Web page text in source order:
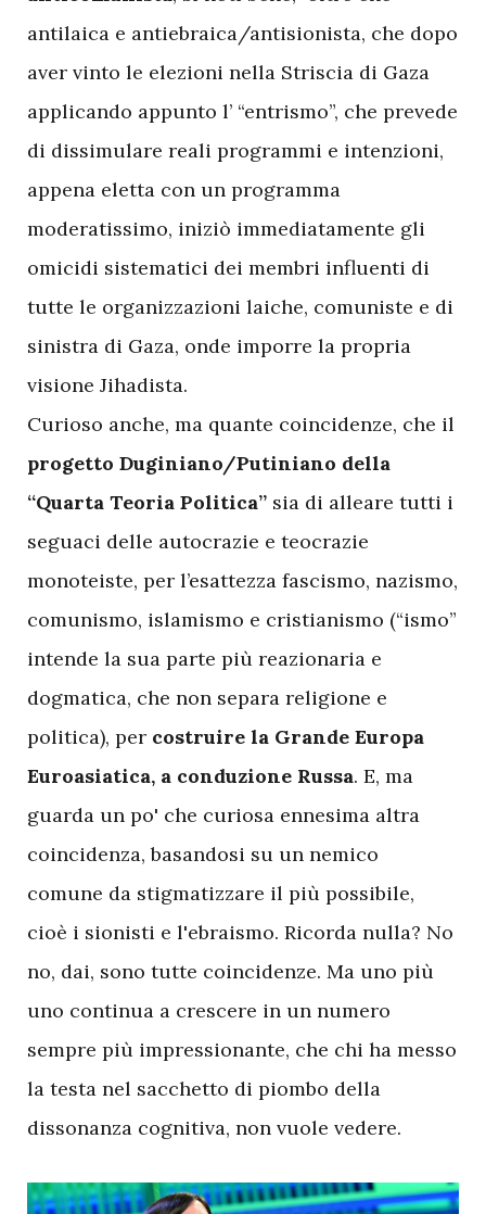
antilaica e antiebraica/antisionista, che dopo
aver vinto le elezioni nella Striscia di Gaza
applicando appunto l’ “entrismo”, che prevede
di dissimulare reali programmi e intenzioni,
appena eletta con un programma
moderatissimo, iniziò immediatamente gli
omicidi sistematici dei membri influenti di
tutte le organizzazioni laiche, comuniste e di
sinistra di Gaza, onde imporre la propria
visione Jihadista.
Curioso anche, ma quante coincidenze, che il
progetto Duginiano/Putiniano della
“Quarta Teoria Politica” sia di alleare tutti i
seguaci delle autocrazie e teocrazie
monoteiste, per l’esattezza fascismo, nazismo,
comunismo, islamismo e cristianismo (“ismo”
intende la sua parte più reazionaria e
dogmatica, che non separa religione e
politica), per costruire la Grande Europa
Euroasiatica, a conduzione Russa. E, ma
guarda un po' che curiosa ennesima altra
coincidenza, basandosi su un nemico
comune da stigmatizzare il più possibile,
cioè i sionisti e l'ebraismo. Ricorda nulla? No
no, dai, sono tutte coincidenze. Ma uno più
uno continua a crescere in un numero
sempre più impressionante, che chi ha messo
la testa nel sacchetto di piombo della
dissonanza cognitiva, non vuole vedere.